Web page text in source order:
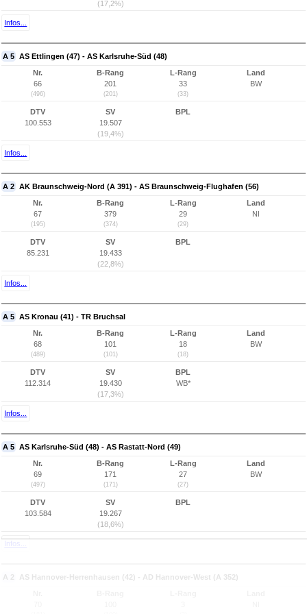
(17,2%)
Infos...
A 5 AS Ettlingen (47) - AS Karlsruhe-Süd (48)
Nr.
66
(496)
B-Rang
201
(201)
L-Rang
33
(33)
Land
BW
DTV
100.553
SV
19.507
(19,4%)
BPL
Infos...
A 2 AK Braunschweig-Nord (A 391) - AS Braunschweig-Flughafen (56)
Nr.
67
(195)
B-Rang
379
(374)
L-Rang
29
(29)
Land
NI
DTV
85.231
SV
19.433
(22,8%)
BPL
Infos...
A 5 AS Kronau (41) - TR Bruchsal
Nr.
68
(489)
B-Rang
101
(101)
L-Rang
18
(18)
Land
BW
DTV
112.314
SV
19.430
(17,3%)
BPL
WB*
Infos...
A 5 AS Karlsruhe-Süd (48) - AS Rastatt-Nord (49)
Nr.
69
(497)
B-Rang
171
(171)
L-Rang
27
(27)
Land
BW
DTV
103.584
SV
19.267
(18,6%)
BPL
Infos...
A 2 AS Hannover-Herrenhausen (42) - AD Hannover-West (A 352)